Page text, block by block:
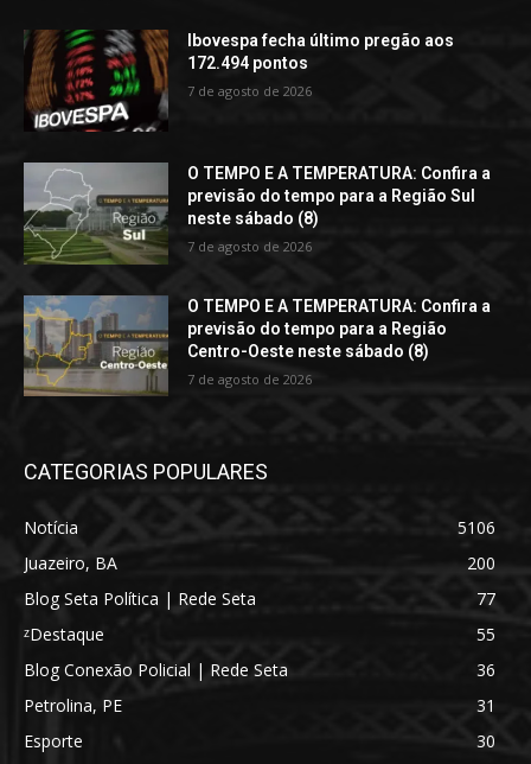
Ibovespa fecha último pregão aos
172.494 pontos
7 de agosto de 2026
O TEMPO E A TEMPERATURA: Confira a
previsão do tempo para a Região Sul
neste sábado (8)
7 de agosto de 2026
O TEMPO E A TEMPERATURA: Confira a
previsão do tempo para a Região
Centro-Oeste neste sábado (8)
7 de agosto de 2026
CATEGORIAS POPULARES
Notícia
5106
Juazeiro, BA
200
Blog Seta Política | Rede Seta
77
ᶻDestaque
55
Blog Conexão Policial | Rede Seta
36
Petrolina, PE
31
Esporte
30